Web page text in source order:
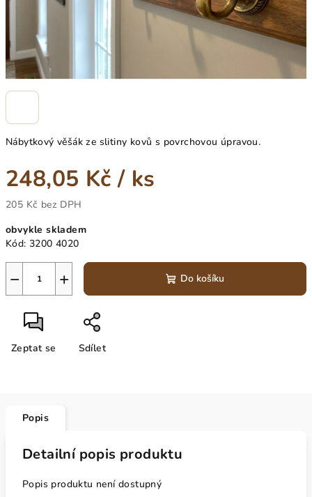
Nábytkový věšák ze slitiny kovů s povrchovou úpravou.
248,05 Kč/ ks
205 Kč bez DPH
cena:
obvykle skladem
Kód: 3200 4020
+
− Do košíku
Zeptat se Sdílet
Popis
Detailní popis produktu
Popis produktu není dostupný